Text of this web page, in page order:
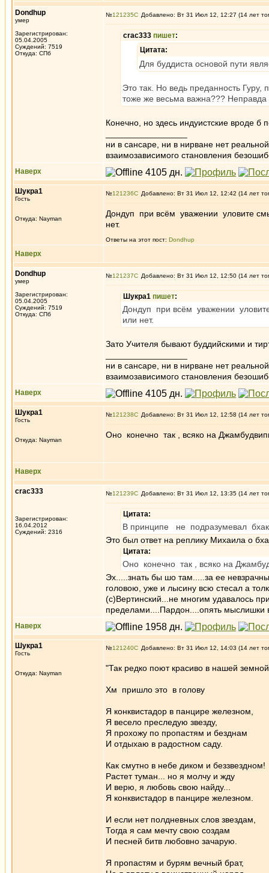
Dondhup
умер
Зарегистрирован:
05.04.2005
Суждений: 7519
Откуда: СПб
№121235 Добавлено: Вт 31 Июл 12, 12:27 (14 лет
crac333 пишет:
Цитата:
Для буддиста основой пути
Это так. Но ведь преданность
тоже же весьма важна??? Неправда
Конечно, но здесь индуистские вроде
ни в сансаре, ни в нирване нет
взаимозависимого становления
Наверх
Шукра1
Гость
Откуда: Nayman
№121236 Добавлено: Вт 31 Июл 12, 12:42 (14 лет
Дондуп при всём уважении уловите
нет.
Ответы на этот пост: Dondhup
Наверх
Dondhup
умер
Зарегистрирован:
05.04.2005
Суждений: 7519
Откуда: СПб
№121237 Добавлено: Вт 31 Июл 12, 12:50 (14 лет
Шукра1 пишет:
Дондуп при всём уважении
или нет.
Зато Учителя бывают буддийскими и
ни в сансаре, ни в нирване нет
взаимозависимого становления
Наверх
Шукра1
Гость
Откуда: Nayman
№121238 Добавлено: Вт 31 Июл 12, 12:58 (14 лет
Оно конечно так , всяко на
Наверх
crac333
Зарегистрирован:
16.04.2012
Суждений: 2316
№121239 Добавлено: Вт 31 Июл 12, 13:35 (14 лет
Цитата:
В принципе не подразумевал
Это был ответ на реплику Михаила о
Цитата:
Оно конечно так , всяко на
Эх.....знать бы шо там.....за ее
головою, уже и лысину всю стесал а
(с)Вертинский...не многим удавалось
пределами....Пардон....опять мыслишки
Наверх
Шукра1
Гость
Откуда: Nayman
№121240 Добавлено: Вт 31 Июл 12, 14:03 (14 лет
"Так редко поют красиво в нашей
Хм пришло это в голову
Я конквистадор в панцире железном,
Я весело преследую звезду,
Я прохожу по пропастям и безднам
И отдыхаю в радостном саду.
Как смутно в небе диком и беззвездном!
Растет туман... но я молчу и жду
И верю, я любовь свою найду...
Я конквистадор в панцире железном.
И если нет полдневных слов звездам,
Тогда я сам мечту свою создам
И песней битв любовно зачарую.
Я пропастям и бурям вечный брат,